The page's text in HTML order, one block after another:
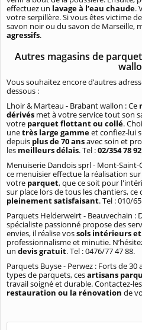
effectuez un lavage à l’eau chaude.
votre serpillère. Si vous êtes victime
savon noir ou du savon de Marseille,
agressifs.
Autres magasins de
Vous souhaitez encore d’autres
dessous :
Lhoir & Marteau - Brabant wallon : Ce
dérivés met à votre service tout son
votre parquet flottant ou collé.
unetrès large gammeet confiez-lui
depuis plus de 70 ansavec soin et
les meilleurs délais. Tel :02/354 78 92
Menuiserie Dandois sprl - Mont-Saint-
ce menuisier effectue la réalisation
votre parquet,que ce soit pour
sur place lors de tous les chantiers, ce
pleinement satisfaisant. Tel : 010/
Parquets Helderweirt - Beauvechain :
spécialiste passionné propose des
envies, il réalise vossols intérieurs
professionnalisme et minutie.
un devis gratuit. Tel : 0476/77 47 88.
Parquets Buyse - Perwez : Forts de
types de parquets, cesartisans
travail soigné et durable. Contactez-
restauration ou la rénovation de